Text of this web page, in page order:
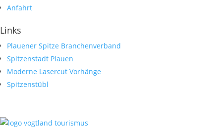
Anfahrt
Links
Plauener Spitze Branchenverband
Spitzenstadt Plauen
Moderne Lasercut Vorhänge
Spitzenstübl